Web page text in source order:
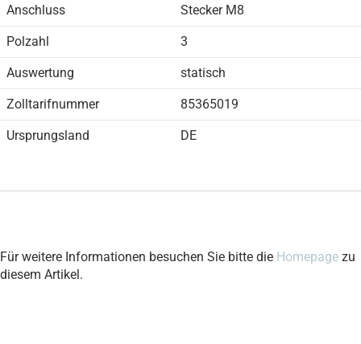
Anschluss Stecker M8
Polzahl 3
Auswertung statisch
Zolltarifnummer 85365019
Ursprungsland DE
Für weitere Informationen besuchen Sie bitte die Homepage zu
diesem Artikel.